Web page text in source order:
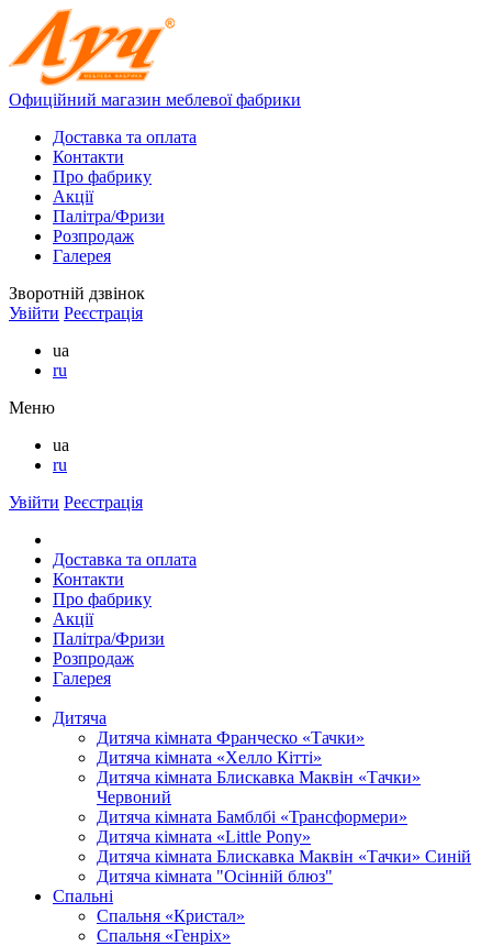
Офиційний магазин меблевої фабрики
Доставка та оплата
Контакти
Про фабрику
Акції
Палітра/Фризи
Розпродаж
Галерея
Зворотній дзвінок
Увійти Реєстрація
ua
ru
Меню
ua
ru
Увійти Реєстрація
Доставка та оплата
Контакти
Про фабрику
Акції
Палітра/Фризи
Розпродаж
Галерея
Дитяча
Дитяча кімната Франческо «Тачки»
Дитяча кімната «Хелло Кітті»
Дитяча кімната Блискавка Маквін «Тачки»
Червоний
Дитяча кімната Бамблбі «Трансформери»
Дитяча кімната «Little Pony»
Дитяча кімната Блискавка Маквін «Тачки» Синій
Дитяча кімната "Осінній блюз"
Спальні
Спальня «Кристал»
Спальня «Генріх»